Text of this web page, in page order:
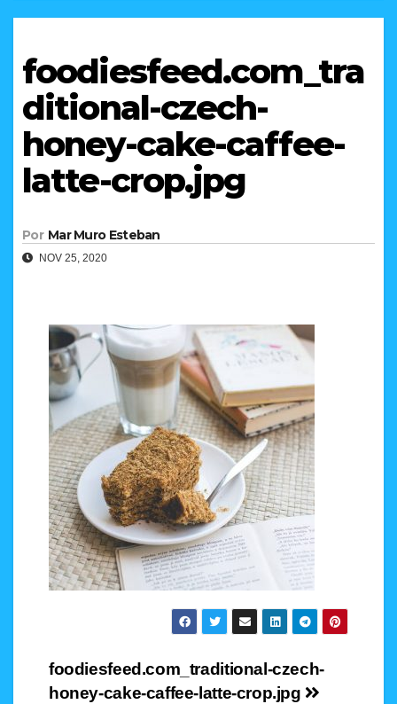
foodiesfeed.com_tra
ditional-czech-
honey-cake-caffee-
latte-crop.jpg
Por Mar Muro Esteban
NOV 25, 2020
Navegación
foodiesfeed.com_traditional-czech-
honey-cake-caffee-latte-crop.jpg